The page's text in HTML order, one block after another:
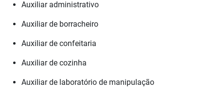
Auxiliar administrativo
Auxiliar de borracheiro
Auxiliar de confeitaria
Auxiliar de cozinha
Auxiliar de laboratório de manipulação